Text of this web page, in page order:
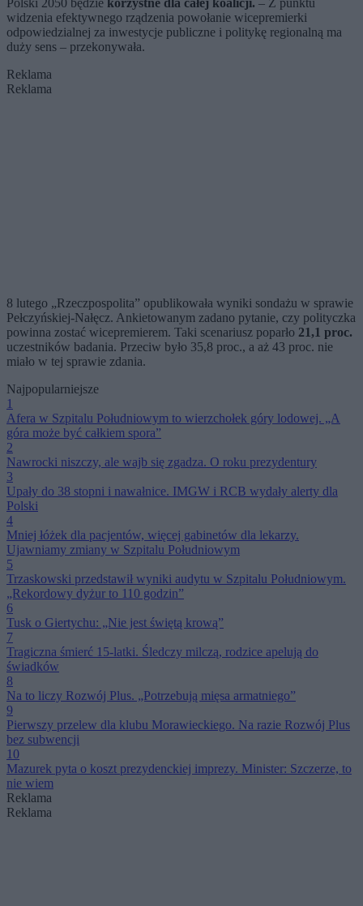
Polski 2050 będzie korzystne dla całej koalicji. – Z punktu
widzenia efektywnego rządzenia powołanie wicepremierki
odpowiedzialnej za inwestycje publiczne i politykę regionalną ma
duży sens – przekonywała.
Reklama
Reklama
8 lutego „Rzeczpospolita” opublikowała wyniki sondażu w sprawie
Pełczyńskiej-Nałęcz. Ankietowanym zadano pytanie, czy polityczka
powinna zostać wicepremierem. Taki scenariusz poparło 21,1 proc.
uczestników badania. Przeciw było 35,8 proc., a aż 43 proc. nie
miało w tej sprawie zdania.
Najpopularniejsze
1
Afera w Szpitalu Południowym to wierzchołek góry lodowej. „A
góra może być całkiem spora”
2
Nawrocki niszczy, ale wajb się zgadza. O roku prezydentury
3
Upały do 38 stopni i nawałnice. IMGW i RCB wydały alerty dla
Polski
4
Mniej łóżek dla pacjentów, więcej gabinetów dla lekarzy.
Ujawniamy zmiany w Szpitalu Południowym
5
Trzaskowski przedstawił wyniki audytu w Szpitalu Południowym.
„Rekordowy dyżur to 110 godzin”
6
Tusk o Giertychu: „Nie jest świętą krową”
7
Tragiczna śmierć 15-latki. Śledczy milczą, rodzice apelują do
świadków
8
Na to liczy Rozwój Plus. „Potrzebują mięsa armatniego”
9
Pierwszy przelew dla klubu Morawieckiego. Na razie Rozwój Plus
bez subwencji
10
Mazurek pyta o koszt prezydenckiej imprezy. Minister: Szczerze, to
nie wiem
Reklama
Reklama